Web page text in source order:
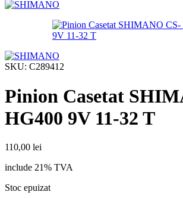
SKU: C289412
Pinion Casetat
HG400 9V 11-32 T
110,00 lei
include 21% TVA
Stoc epuizat